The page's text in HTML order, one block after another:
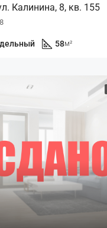
Калинина, 8, кв. 155
58м²